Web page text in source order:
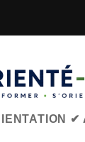
✔